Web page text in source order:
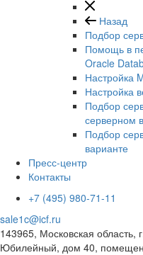
Назад
Подбор
Помощь в
Oracle
Настройка
Настройка
Подбор
серверном
Подбор
варианте
Пресс-центр
Контакты
+7 (495) 980-71-11
sale1c@icf.ru
143965, Московская область,
Юбилейный, дом 40,